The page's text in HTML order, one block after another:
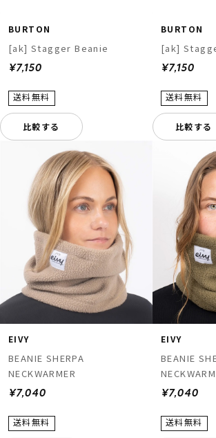
BURTON
[ak] Stagger Beanie
¥7,150
比較する
BURTON
[ak]
¥7,150
比較する
EIVY
BEANIE SHERPA
NECKWARMER
¥7,040
EIVY
BEANIE
¥7,040